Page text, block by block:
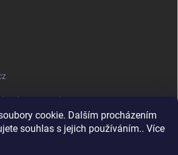
cookie. Dalším procházením
souhlas s jejich používáním.. Více
cardstorecz